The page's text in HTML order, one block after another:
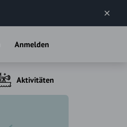
Anmelden
Aktivitäten